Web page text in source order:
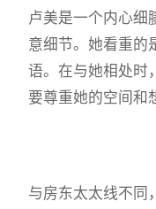
卢美是一个内心细
意细节。她看重的
语。在与她相处时
要尊重她的空间和
与房东太太线不同